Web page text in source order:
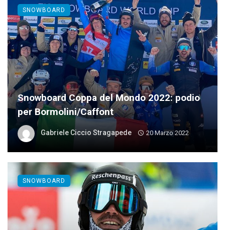
Snowboard Coppa del Mondo 2022: podio
per Bormolini/Caffont
Gabriele Ciccio Stragapede 20 Marzo 2022
SNOWBOARD
SNOWBOARD